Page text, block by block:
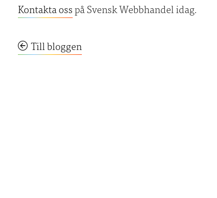
Kontakta osspå Svensk Webbhandel idag.
Till bloggen